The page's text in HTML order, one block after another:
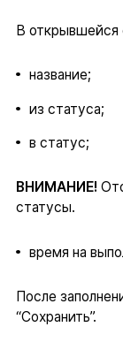
В открывшейся
название;
из статуса;
в статус;
ВНИМАНИЕ!
статусы.
время на
После
“Сохранить”.